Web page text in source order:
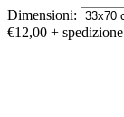
Dimensioni:
€12,00 + spedizione